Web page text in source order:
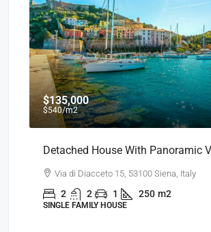
$135,000
$540 /m2
Detached House With Panoramic Views
Via di Diacceto 15, 53100 Siena, Italy
2 1 250 m2
SINGLE FAMILY HOUSE